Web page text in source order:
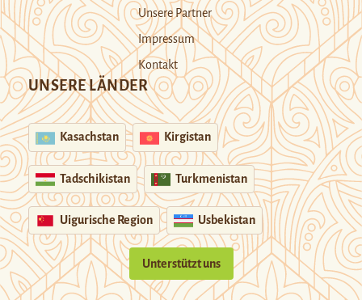
Unsere Partner
Impressum
Kontakt
UNSERE LÄNDER
Kasachstan Kirgistan
Tadschikistan Turkmenistan
Uigurische Region Usbekistan
Unterstützt uns